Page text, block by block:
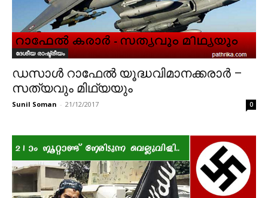
ദേശീയ രാഷ്ട്രീയം
ഡസാൾ റാഫേൽ യൂദ്ധവിമാനക്കരാർ –
സത്യവും മിഥ്യയും
Sunil Soman - 21/12/2017 0